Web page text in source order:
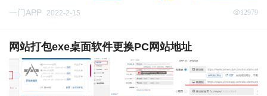
一门APP 2022-2-15 12979
网站打包exe桌面软件更换PC网站地址